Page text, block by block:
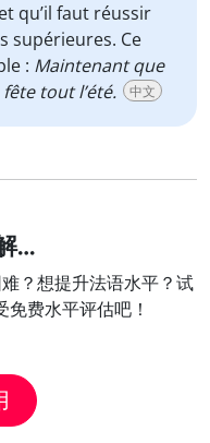
qu’il faut réussir
supérieures. Ce
: Maintenant que
tout l’été. 中文
…
？想提升法语水平？试
费水平评估吧！